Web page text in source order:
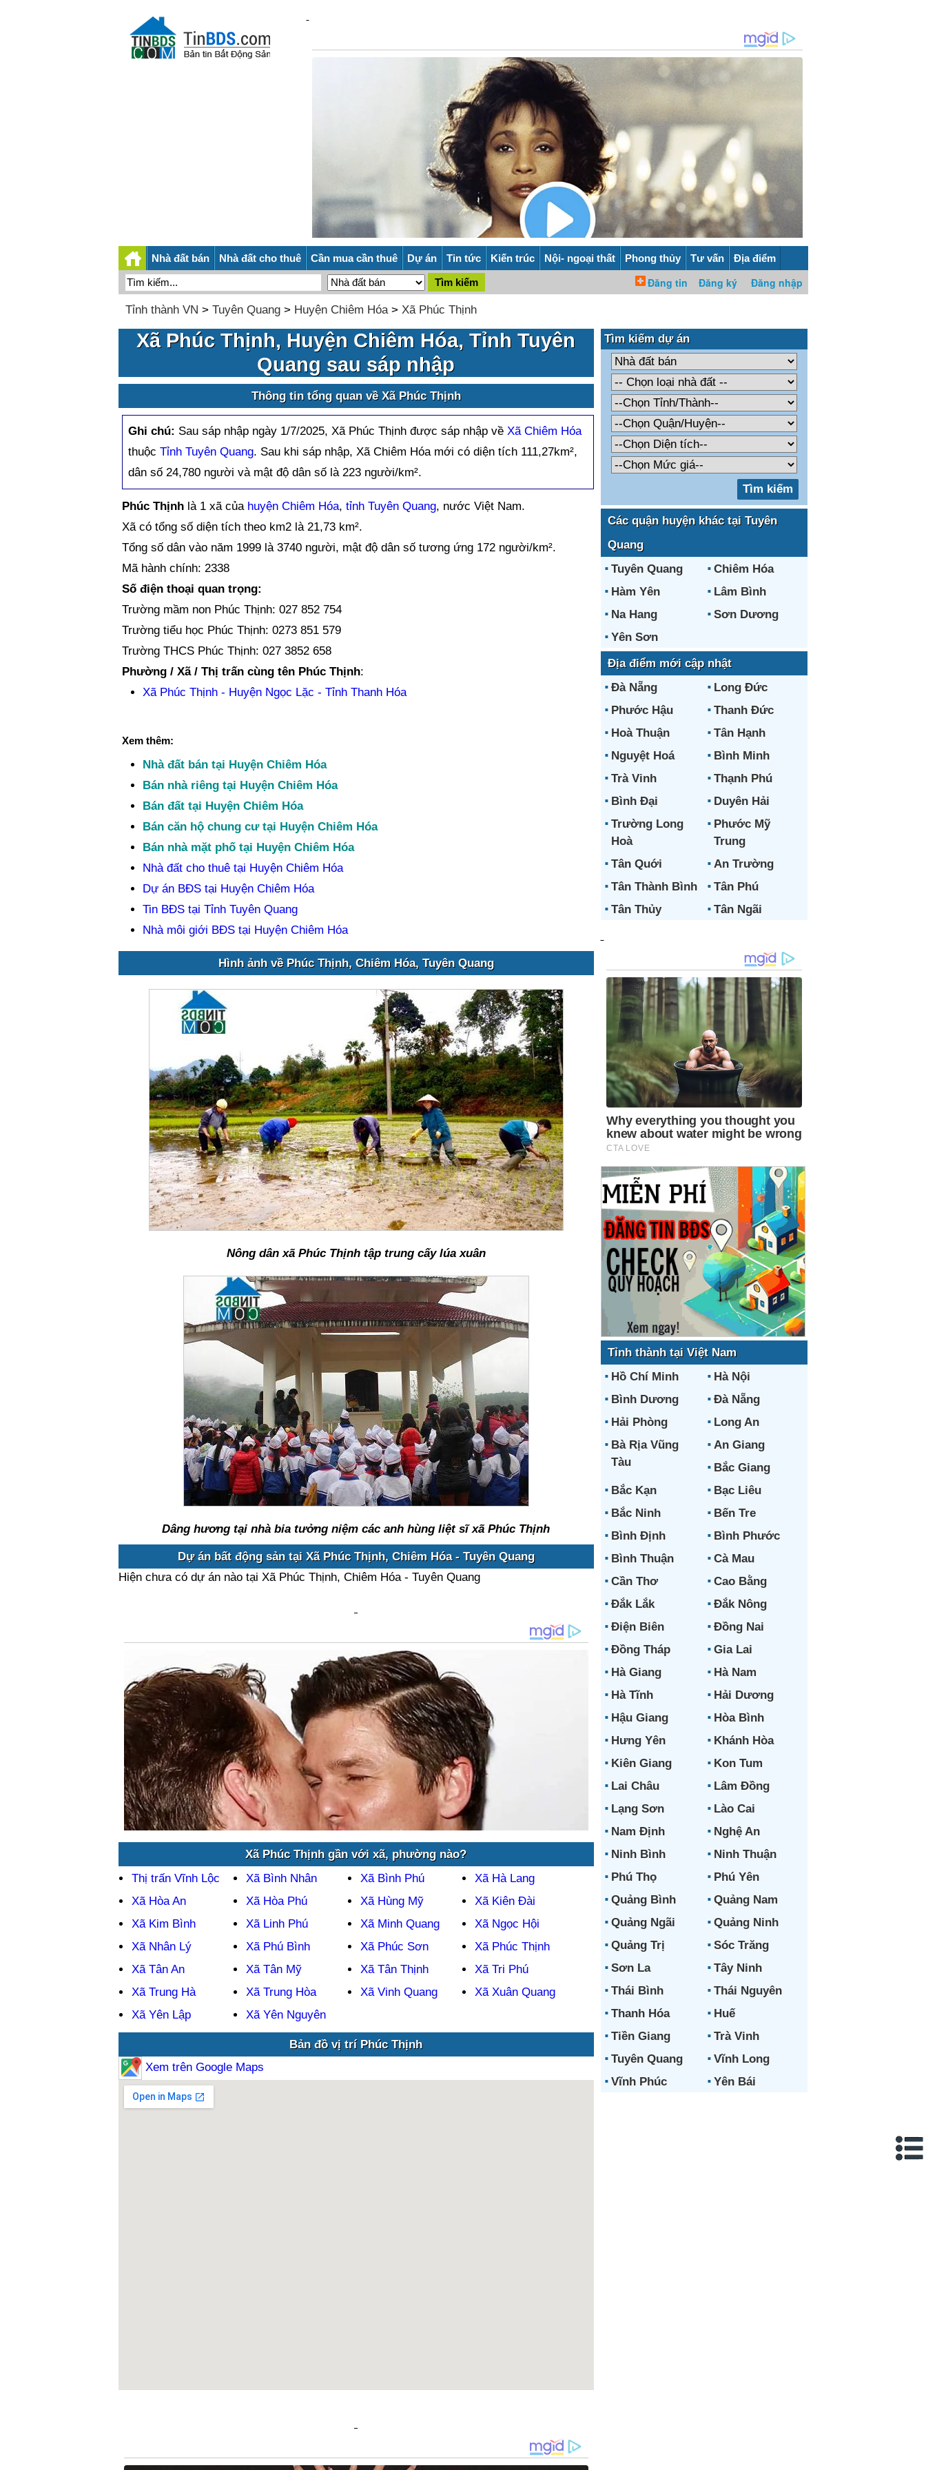
Nhà đất bán Nhà đất cho thuê Cần mua cần thuê Dự án Tin tức Kiến trúc Nội- ngoại thất Phong thủy Tư vấn Địa điểm
Tỉnh thành VN > Tuyên Quang> Huyện Chiêm Hóa> Xã Phúc Thịnh
Xã Phúc Thịnh, Huyện Chiêm Hóa, Tỉnh Tuyên
Quang sau sáp nhập
Thông tin tổng quan về Xã Phúc Thịnh
Ghi chú: Sau sáp nhập ngày 1/7/2025, Xã Phúc Thịnh được sáp nhập về Xã Chiêm Hóa
thuộc Tỉnh Tuyên Quang. Sau khi sáp nhập, Xã Chiêm Hóa mới có diện tích 111,27km²,
dân số 24,780 người và mật độ dân số là 223 người/km².
Phúc Thịnhlà 1 xã của huyện Chiêm Hóa, tỉnh Tuyên Quang, nước Việt Nam.
Xã có tổng số diện tích theo km2 là 21,73 km².
Tổng số dân vào năm 1999 là 3740 người, mật độ dân số tương ứng 172 người/km².
Mã hành chính: 2338
Số điện thoại quan trọng:
Trường mầm non Phúc Thịnh: 027 852 754
Trường tiểu học Phúc Thịnh: 0273 851 579
Trường THCS Phúc Thịnh: 027 3852 658
Phường / Xã / Thị trấn cùng tên Phúc Thịnh:
Xã Phúc Thịnh - Huyện Ngọc Lặc - Tỉnh Thanh Hóa
Xem thêm:
Nhà đất bán tại Huyện Chiêm Hóa
Bán nhà riêng tại Huyện Chiêm Hóa
Bán đất tại Huyện Chiêm Hóa
Bán căn hộ chung cư tại Huyện Chiêm Hóa
Bán nhà mặt phố tại Huyện Chiêm Hóa
Nhà đất cho thuê tại Huyện Chiêm Hóa
Dự án BĐS tại Huyện Chiêm Hóa
Tin BĐS tại Tỉnh Tuyên Quang
Nhà môi giới BĐS tại Huyện Chiêm Hóa
Hình ảnh về Phúc Thịnh, Chiêm Hóa, Tuyên Quang
Nông dân xã Phúc Thịnh tập trung cấy lúa xuân
Dâng hương tại nhà bia tưởng niệm các anh hùng liệt sĩ xã Phúc Thịnh
Dự án bất động sản tại Xã Phúc Thịnh, Chiêm Hóa - Tuyên Quang
Hiện chưa có dự án nào tại Xã Phúc Thịnh, Chiêm Hóa - Tuyên Quang
Xã Phúc Thịnh gần với xã, phường nào?
Thị trấn Vĩnh Lộc
Xã Bình Nhân Xã Bình Phú
Xã Hà Lang
Xã Hòa An
Xã Hòa Phú Xã Hùng Mỹ
Xã Kiên Đài
Xã Kim Bình
Xã Linh Phú Xã Minh Quang
Xã Ngọc Hội
Xã Nhân Lý
Xã Phú Bình Xã Phúc Sơn
Xã Phúc Thịnh
Xã Tân An
Xã Tân Mỹ Xã Tân Thịnh
Xã Tri Phú
Xã Trung Hà
Xã Trung Hòa Xã Vinh Quang
Xã Xuân Quang
Xã Yên Lập
Xã Yên Nguyên
Bản đồ vị trí Phúc Thịnh
Xem trên Google Maps
Tìm kiếm dự án
Các quận huyện khác tại Tuyên
Quang
Tuyên Quang
Chiêm Hóa
Hàm Yên
Lâm Bình
Na Hang
Sơn Dương
Yên Sơn
Địa điểm mới cập nhật
Đà Nẵng
Long Đức
Phước Hậu
Thanh Đức
Hoà Thuận
Tân Hạnh
Nguyệt Hoá
Bình Minh
Trà Vinh
Thạnh Phú
Bình Đại
Duyên Hải
Trường Long
Hoà
Phước Mỹ
Trung
Tân Quới
An Trường
Tân Thành Bình
Tân Phú
Tân Thủy
Tân Ngãi
Tỉnh thành tại Việt Nam
Hồ Chí Minh
Hà Nội
Bình Dương
Đà Nẵng
Hải Phòng
Long An
Bà Rịa Vũng
Tàu
An Giang
Bắc Giang
Bắc Kạn
Bạc Liêu
Bắc Ninh
Bến Tre
Bình Định
Bình Phước
Bình Thuận
Cà Mau
Cần Thơ
Cao Bằng
Đắk Lắk
Đắk Nông
Điện Biên
Đồng Nai
Đồng Tháp
Gia Lai
Hà Giang
Hà Nam
Hà Tĩnh
Hải Dương
Hậu Giang
Hòa Bình
Hưng Yên
Khánh Hòa
Kiên Giang
Kon Tum
Lai Châu
Lâm Đồng
Lạng Sơn
Lào Cai
Nam Định
Nghệ An
Ninh Bình
Ninh Thuận
Phú Thọ
Phú Yên
Quảng Bình
Quảng Nam
Quảng Ngãi
Quảng Ninh
Quảng Trị
Sóc Trăng
Sơn La
Tây Ninh
Thái Bình
Thái Nguyên
Thanh Hóa
Huế
Tiền Giang
Trà Vinh
Tuyên Quang
Vĩnh Long
Vĩnh Phúc
Yên Bái